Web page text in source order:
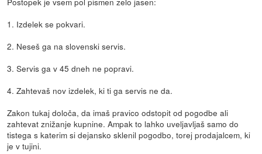
1. Izdelek se pokvari.
2. Neseš ga na slovenski servis.
3. Servis ga v 45 dneh ne popravi.
4. Zahtevaš nov izdelek, ki ti ga servis ne da.
Zakon tukaj določa, da imaš pravico odstopit od pogodbe ali
zahtevat znižanje kupnine. Ampak to lahko uveljavljaš samo do
tistega s katerim si dejansko sklenil pogodbo, torej prodajalcem, ki
je v tujini.